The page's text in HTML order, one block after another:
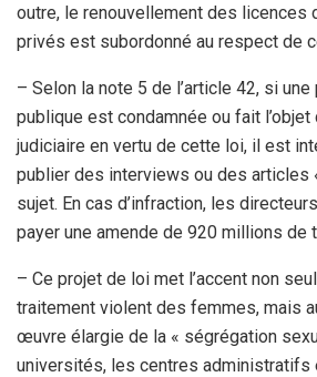
outre, le renouvellement des licences
privés est subordonné au respect de
– Selon la note 5 de l’article 42, si
publique est condamnée ou fait l’objet
judiciaire en vertu de cette loi, il est
publier des interviews ou des articles
sujet. En cas d’infraction, les
payer une amende de 920 millions de
– Ce projet de loi met l’accent non
traitement violent des femmes, mais
œuvre élargie de la « ségrégation
universités, les centres administratifs